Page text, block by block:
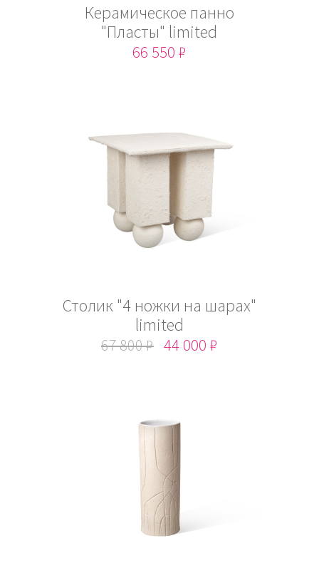
Керамическое панно
"Пласты" limited
66 550 ₽
Столик "4 ножки на шарах"
limited
67 800 ₽ 44 000 ₽